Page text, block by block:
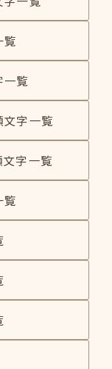
覧
一覧
字一覧
字一覧
覧